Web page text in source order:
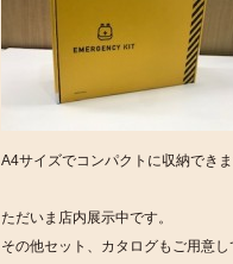
A4サイズでコンパクトに収納でき
ただいま店内展示中です。
その他セット、カタログもご用意し